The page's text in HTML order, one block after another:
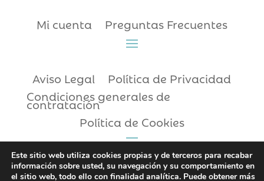
Mi cuenta Preguntas Frecuentes
Aviso Legal
Política de Privacidad
Condiciones generales de
contratación
Política de Cookies
Copyright © 2021 | Farmacia México
Este sitio web utiliza cookies propias y de terceros para recabar
información sobre usted, su navegación y su comportamiento en
el sitio web, todo ello con finalidad analítica. Puede obtener más